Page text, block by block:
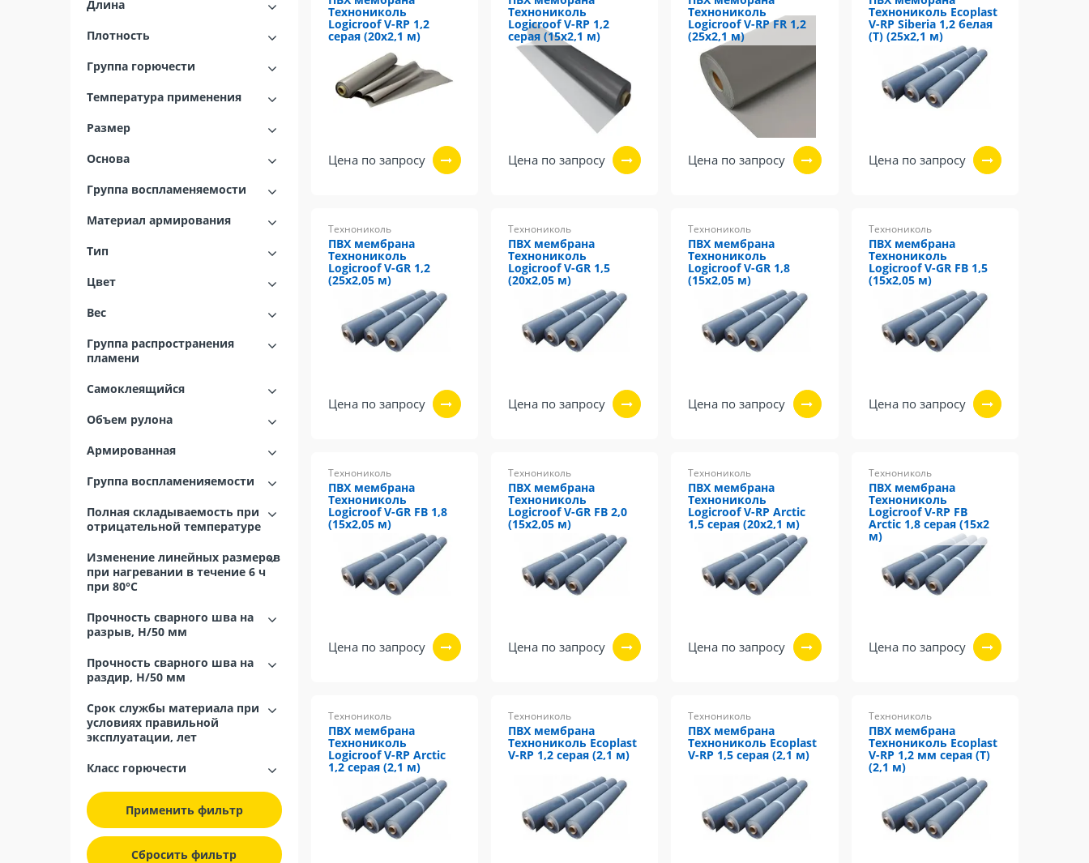
Длина
Плотность
Группа горючести
Температура применения
Размер
Основа
Группа воспламеняемости
Материал армирования
Тип
Цвет
Вес
Группа распространения
пламени
Самоклеящийся
Объем рулона
Армированная
Группа воспламенияемости
Полная складываемость при
отрицательной температуре
Изменение линейных размеров
при нагревании в течение 6 ч
при 80°C
Прочность сварного шва на
разрыв, H/50 мм
Прочность сварного шва на
раздир, H/50 мм
Срок службы материала при
условиях правильной
эксплуатации, лет
Класс горючести
Применить фильтр
Сбросить фильтр
Технониколь
Logicroof V-RP 1,2
серая (20х2,1 м)
Цена по запросу
Технониколь
Logicroof V-RP 1,2
серая (15х2,1 м)
Цена по запросу
Технониколь
Logicroof V-RP FR 1,2
(25х2,1 м)
Цена по запросу
Технониколь Ecoplast
V-RP Siberia 1,2 белая
(Т) (25х2,1 м)
Цена по запросу
Технониколь
ПВХ мембрана
Технониколь
Logicroof V-GR 1,2
(25х2,05 м)
Цена по запросу
Технониколь
ПВХ мембрана
Технониколь
Logicroof V-GR 1,5
(20х2,05 м)
Цена по запросу
Технониколь
ПВХ мембрана
Технониколь
Logicroof V-GR 1,8
(15х2,05 м)
Цена по запросу
Технониколь
ПВХ мембрана
Технониколь
Logicroof V-GR FB 1,5
(15х2,05 м)
Цена по запросу
Технониколь
ПВХ мембрана
Технониколь
Logicroof V-GR FB 1,8
(15х2,05 м)
Цена по запросу
Технониколь
ПВХ мембрана
Технониколь
Logicroof V-GR FB 2,0
(15х2,05 м)
Цена по запросу
Технониколь
ПВХ мембрана
Технониколь
Logicroof V-RP Arctic
1,5 серая (20х2,1 м)
Цена по запросу
Технониколь
ПВХ мембрана
Технониколь
Logicroof V-RP FB
Arctic 1,8 серая (15х2
м)
Цена по запросу
Технониколь
ПВХ мембрана
Технониколь
Logicroof V-RP Arctic
1,2 серая (2,1 м)
Технониколь
ПВХ мембрана
Технониколь Ecoplast
V-RP 1,2 серая (2,1 м)
Технониколь
ПВХ мембрана
Технониколь Ecoplast
V-RP 1,5 серая (2,1 м)
Технониколь
ПВХ мембрана
Технониколь Ecoplast
V-RP 1,2 мм серая (Т)
(2,1 м)